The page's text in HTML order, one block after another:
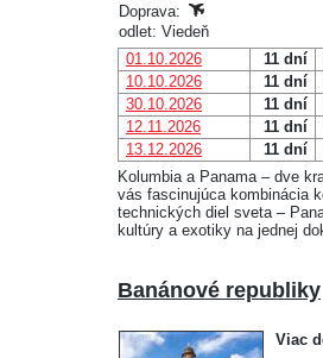
Doprava:
odlet: Viedeň
01.10.2026
11 dní
10.10.2026
11 dní
30.10.2026
11 dní
12.11.2026
11 dní
13.12.2026
11 dní
Kolumbia a Panama – dve
vás fascinujúca kombinácia
technických diel sveta –
kultúry a exotiky na jednej
Banánové republiky
Viac